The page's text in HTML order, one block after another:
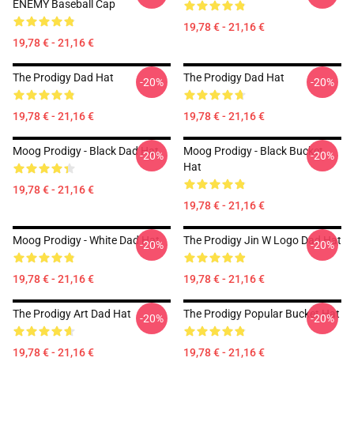
ENEMY Baseball Cap
19,78 € - 21,16 €
19,78 € - 21,16 €
The Prodigy Dad Hat
19,78 € - 21,16 €
-20% The Prodigy Dad Hat
19,78 € - 21,16 €
-20%
Moog Prodigy - Black Dad Hat
19,78 € - 21,16 €
-20%
Moog Prodigy - Black Bucket
Hat
19,78 € - 21,16 €
-20%
Moog Prodigy - White Dad Hat
19,78 € - 21,16 €
-20% The Prodigy Jin W Logo Dad Hat
19,78 € - 21,16 €
-20%
The Prodigy Art Dad Hat
19,78 € - 21,16 €
-20% The Prodigy Popular Bucket Hat
19,78 € - 21,16 €
-20%